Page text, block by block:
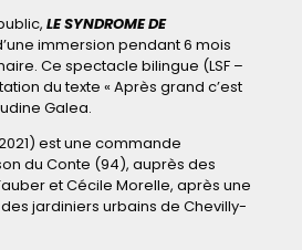
LE SYNDROME DE
immersion pendant 6 mois
Ce spectacle bilingue (LSF –
du texte « Après grand c’est
Galea.
est une commande
du Conte (94), auprès des
et Cécile Morelle, après une
jardiniers urbains de Chevilly-